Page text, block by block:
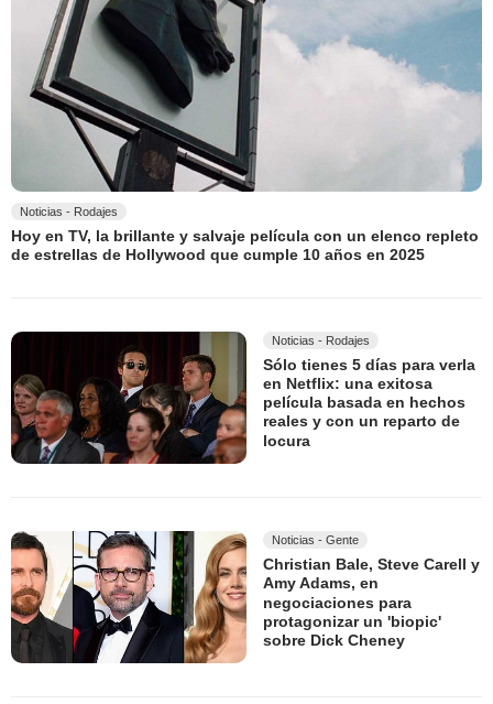
Noticias - Rodajes
Hoy en TV, la brillante y salvaje película con un elenco repleto
de estrellas de Hollywood que cumple 10 años en 2025
Noticias - Rodajes
Sólo tienes 5 días para verla
en Netflix: una exitosa
película basada en hechos
reales y con un reparto de
locura
Noticias - Gente
Christian Bale, Steve Carell y
Amy Adams, en
negociaciones para
protagonizar un 'biopic'
sobre Dick Cheney